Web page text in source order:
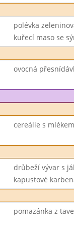
polévka
kuřecí maso se
ovocná
cereálie s
drůbeží vývar s
kapustové
pomazánka z